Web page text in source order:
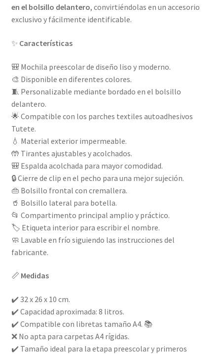
en el bolsillo delantero, convirtiéndolas en un accesorio
exclusivo y fácilmente identificable.
✨ Características
🎒 Mochila preescolar de diseño liso y moderno.
🎨 Disponible en diferentes colores.
🧵 Personalizable mediante bordado en el bolsillo
delantero.
🌟 Compatible con los parches textiles autoadhesivos
Tutete.
💧 Material exterior impermeable.
🤲 Tirantes ajustables y acolchados.
🎒 Espalda acolchada para mayor comodidad.
🔒 Cierre de clip en el pecho para una mejor sujeción.
👜 Bolsillo frontal con cremallera.
🥤 Bolsillo lateral para botella.
📂 Compartimento principal amplio y práctico.
🏷️ Etiqueta interior para escribir el nombre.
🧼 Lavable en frío siguiendo las instrucciones del
fabricante.
📏 Medidas
✔️ 32 x 26 x 10 cm.
✔️ Capacidad aproximada: 8 litros.
✔️ Compatible con libretas tamaño A4. 📚
❌ No apta para carpetas A4 rígidas.
✔️ Tamaño ideal para la etapa preescolar y primeros